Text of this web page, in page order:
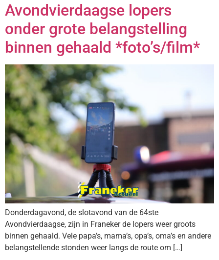
Avondvierdaagse lopers
onder grote belangstelling
binnen gehaald *foto’s/film*
Donderdagavond, de slotavond van de 64ste
Avondvierdaagse, zijn in Franeker de lopers weer groots
binnen gehaald. Vele papa’s, mama’s, opa’s, oma’s en andere
belangstellende stonden weer langs de route om […]